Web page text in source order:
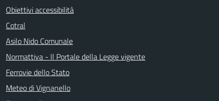
Obiettivi accessibilità
Cotral
Asilo Nido Comunale
Normattiva - Il Portale della Legge vigente
Ferrovie dello Stato
Meteo di Vignanello